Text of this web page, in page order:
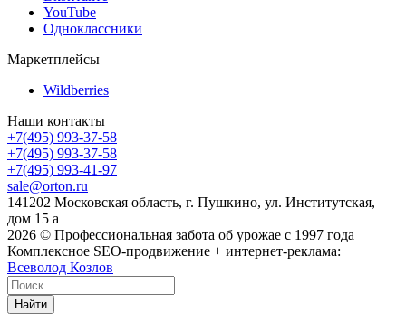
YouTube
Одноклассники
Маркетплейсы
Wildberries
Наши контакты
+7(495) 993-37-58
+7(495) 993-37-58
+7(495) 993-41-97
sale@orton.ru
141202 Московская область, г. Пушкино, ул. Институтская,
дом 15 а
2026 © Профессиональная забота об урожае с 1997 года
Комплексное SEO-продвижение + интернет-реклама:
Всеволод Козлов
Найти